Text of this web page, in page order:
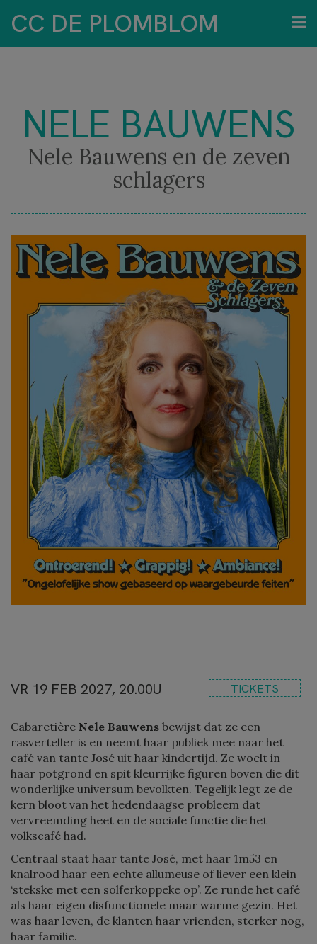
CC DE PLOMBLOM
NELE BAUWENS
Nele Bauwens en de zeven
schlagers
VR 19 FEB 2027, 20.00U TICKETS
Cabaretière Nele Bauwens bewijst dat ze een
rasverteller is en neemt haar publiek mee naar het
café van tante José uit haar kindertijd. Ze woelt in
haar potgrond en spit kleurrijke figuren boven die dit
wonderlijke universum bevolkten. Tegelijk legt ze de
kern bloot van het hedendaagse probleem dat
vervreemding heet en de sociale functie die het
volkscafé had.
Centraal staat haar tante José, met haar 1m53 en
knalrood haar een echte allumeuse of liever een klein
‘stekske met een solferkoppeke op’. Ze runde het café
als haar eigen disfunctionele maar warme gezin. Het
was haar leven, de klanten haar vrienden, sterker nog,
haar familie.